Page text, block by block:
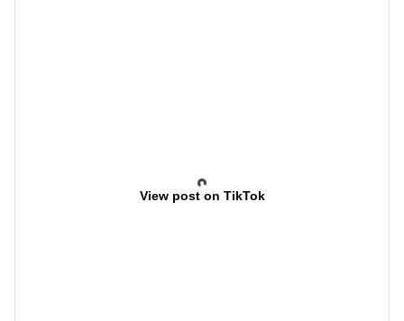
View post on TikTok